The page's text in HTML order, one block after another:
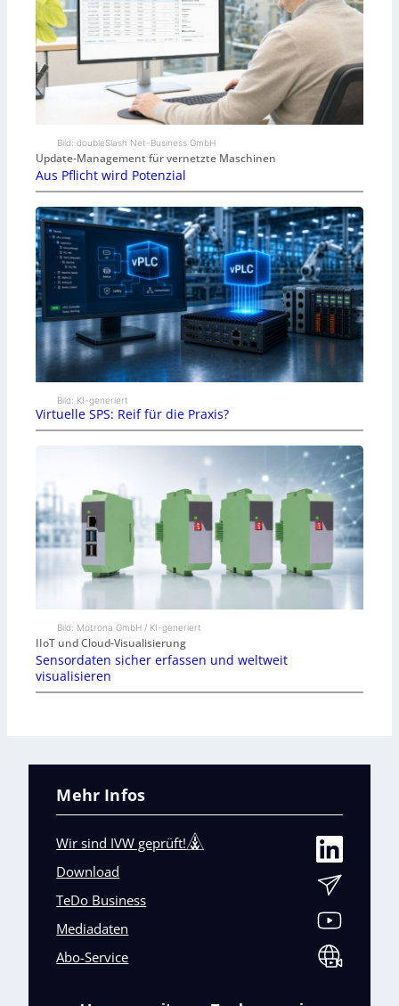
Bild: doubleSlash Net-Business GmbH
Update-Management für vernetzte Maschinen
Aus Pflicht wird Potenzial
Bild: KI-generiert
Virtuelle SPS: Reif für die Praxis?
Bild: Motrona GmbH / KI-generiert
IIoT und Cloud-Visualisierung
Sensordaten sicher erfassen und weltweit
visualisieren
Mehr Infos
Wir sind IVW geprüft!
Download
TeDo Business
Mediadaten
Abo-Service